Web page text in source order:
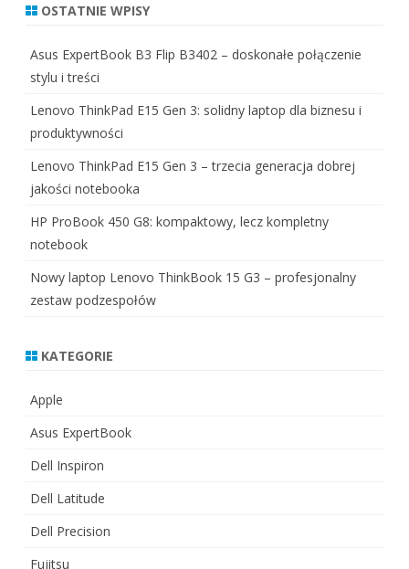
OSTATNIE WPISY
Asus ExpertBook B3 Flip B3402 – doskonałe połączenie
stylu i treści
Lenovo ThinkPad E15 Gen 3: solidny laptop dla biznesu i
produktywności
Lenovo ThinkPad E15 Gen 3 – trzecia generacja dobrej
jakości notebooka
HP ProBook 450 G8: kompaktowy, lecz kompletny
notebook
Nowy laptop Lenovo ThinkBook 15 G3 – profesjonalny
zestaw podzespołów
KATEGORIE
Apple
Asus ExpertBook
Dell Inspiron
Dell Latitude
Dell Precision
Fujitsu